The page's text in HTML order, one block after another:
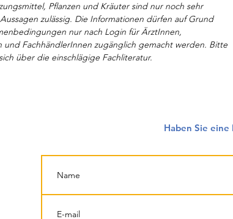
Pflanzen und Kräuter sind nur noch sehr
zulässig. Die Informationen dürfen auf Grund
nur nach Login für ÄrztInnen,
und FachhändlerInnen zugänglich gemacht werden. Bitte
über die einschlägige Fachliteratur.
Haben Sie eine